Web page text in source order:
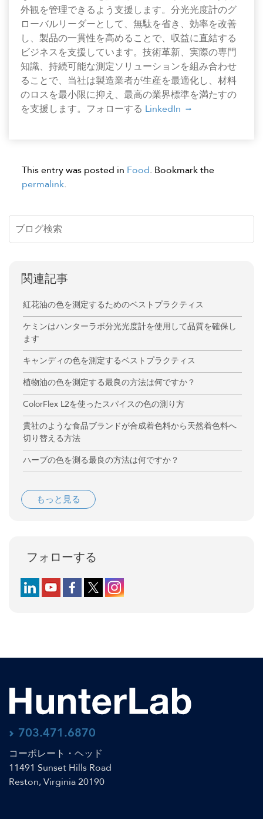
外観を管理できるよう支援します。分光光度計のグ
ローバルリーダーとして、無駄を省き、効率を改善
し、製品の一貫性を高めることで、収益に直結する
ビジネスを支援しています。技術革新、実際の専門
知識、持続可能な測定ソリューションを組み合わせ
ることで、当社は製造業者が生産を最適化し、材料
のロスを最小限に抑え、最高の業界標準を満たすの
を支援します。フォローする LinkedIn
This entry was posted in Food. Bookmark the
permalink.
関連記事
紅花油の色を測定するためのベストプラクティス
ケミンはハンターラボ分光光度計を使用して品質を確保し
ます
キャンディの色を測定するベストプラクティス
植物油の色を測定する最良の方法は何ですか？
ColorFlex L2を使ったスパイスの色の測り方
貴社のような食品ブランドが合成着色料から天然着色料へ
切り替える方法
ハーブの色を測る最良の方法は何ですか？
もっと見る
フォローする
Follow us on LinkedIn
Follow us on YouTube
Follow us on Facebook
Follow us on X (formerly Twitter)
Follow us on Instagram
703.471.6870
コーポレート・ヘッド
11491 Sunset Hills Road
Reston, Virginia 20190